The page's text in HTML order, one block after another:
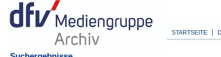
STARTSEITE